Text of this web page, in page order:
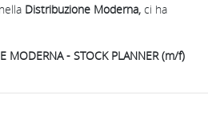
Distribuzione Moderna, ci ha
MODERNA - STOCK PLANNER (m/f)